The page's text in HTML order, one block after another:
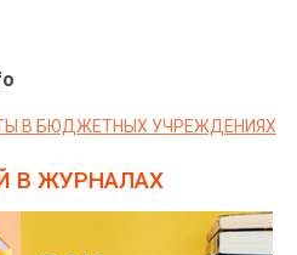
В БЮДЖЕТНЫХ УЧРЕЖДЕНИЯХ
В ЖУРНАЛАХ